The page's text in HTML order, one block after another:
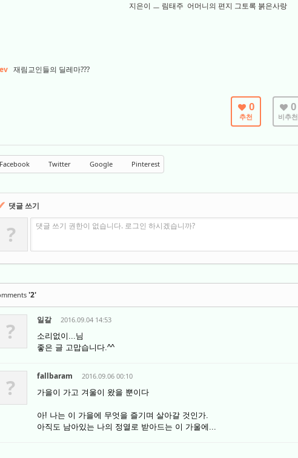
지은이 ㅡ 림태주 어머니의 편지 그토록 붉은사랑
재림교인들의 딜레마???
0
추천
0
비추천
Facebook Twitter Google Pinterest
댓글 쓰기
? 댓글 쓰기 권한이 없습니다. 로그인 하시겠습니까?
'2'
? 일갈
2016.09.04 14:53
소리없이...님
좋은 글 고맙습니다.^^
? fallbaram
2016.09.06 00:10
가을이 가고 겨울이 왔을 뿐이다
아! 나는 이 가을에 무엇을 즐기며 살아갈 것인가.
아직도 남아있는 나의 정열로 받아드는 이 가울에...